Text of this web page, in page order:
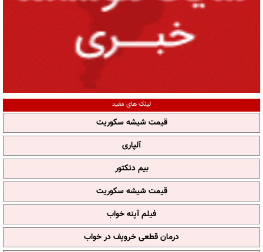
لینک های مفید
قیمت شیشه سکوریت
آلپاری
بیم دتکتور
قیمت شیشه سکوریت
فیلم آپنه خواب
درمان قطعی خروپف در خواب